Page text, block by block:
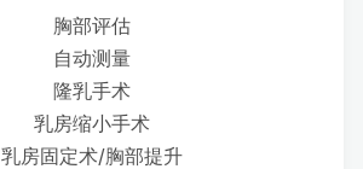
胸部评估
自动测量
隆乳手术
乳房缩小手术
乳房固定术/胸部提升